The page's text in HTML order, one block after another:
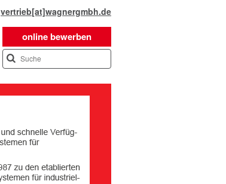
vertrieb[at]wagnergmbh.de
online bewerben